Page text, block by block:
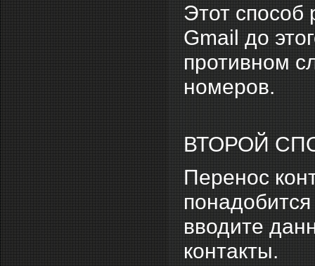
Этот способ
Gmail до
противном
номеров.
ВТОРОЙ
Перенос
вводите
контакты.